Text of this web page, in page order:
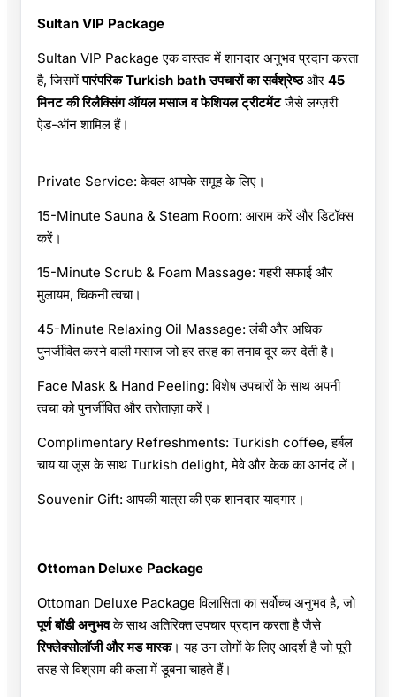
Sultan VIP Package
Sultan VIP Package एक वास्तव में शानदार अनुभव प्रदान करता
है, जिसमेंपारंपरिक Turkish bath उपचारों का सर्वश्रेष्ठऔर 45
मिनट की रिलैक्सिंग ऑयल मसाज व फेशियल ट्रीटमेंटजैसे लग्ज़री
ऐड-ऑन शामिल हैं।
Private Service: केवल आपके समूह के लिए।
15-Minute Sauna & Steam Room: आराम करें और डिटॉक्स
करें।
15-Minute Scrub & Foam Massage: गहरी सफाई और
मुलायम, चिकनी त्वचा।
45-Minute Relaxing Oil Massage: लंबी और अधिक
पुनर्जीवित करने वाली मसाज जो हर तरह का तनाव दूर कर देती है।
Face Mask & Hand Peeling: विशेष उपचारों के साथ अपनी
त्वचा को पुनर्जीवित और तरोताज़ा करें।
Complimentary Refreshments: Turkish coffee, हर्बल
चाय या जूस के साथ Turkish delight, मेवे और केक का आनंद लें।
Souvenir Gift: आपकी यात्रा की एक शानदार यादगार।
Ottoman Deluxe Package
Ottoman Deluxe Package विलासिता का सर्वोच्च अनुभव है, जो
पूर्ण बॉडी अनुभवके साथ अतिरिक्त उपचार प्रदान करता है जैसे
रिफ्लेक्सोलॉजी और मड मास्क। यह उन लोगों के लिए आदर्श है जो पूरी
तरह से विश्राम की कला में डूबना चाहते हैं।